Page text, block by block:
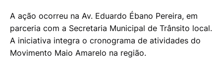
A ação ocorreu na Av. Eduardo Ébano Pereira, em
parceria com a Secretaria Municipal de Trânsito local.
A iniciativa integra o cronograma de atividades do
Movimento Maio Amarelo na região.